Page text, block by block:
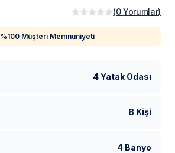
(0 Yorumlar)
%100 Müşteri Memnuniyeti
4 Yatak Odası
8 Kişi
4 Banyo